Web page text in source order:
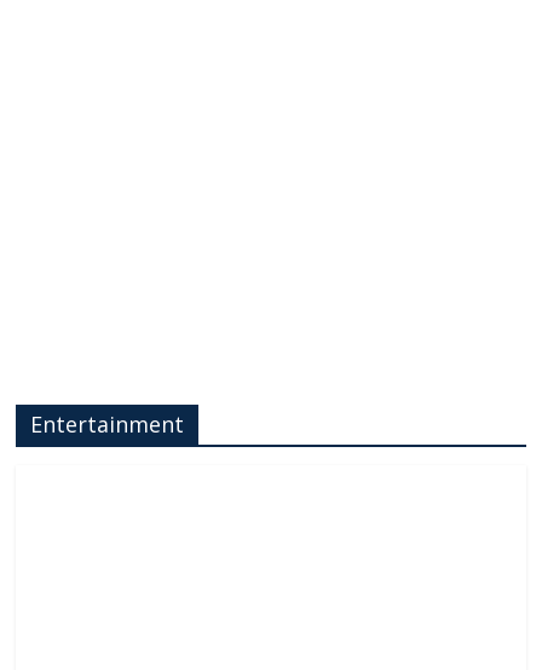
Entertainment